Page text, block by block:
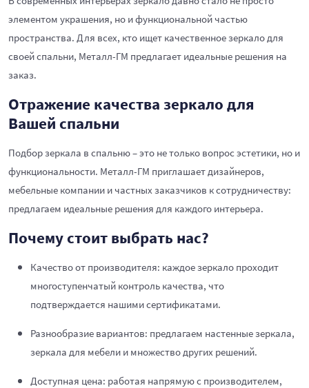
элементом украшения, но и функциональной частью
пространства. Для всех, кто ищет качественное зеркало для
своей спальни, Металл-ГМ предлагает идеальные решения на
заказ.
Отражение качества зеркало для
Вашей спальни
Подбор зеркала в спальню – это не только вопрос эстетики, но и
функциональности. Металл-ГМ приглашает дизайнеров,
мебельные компании и частных заказчиков к сотрудничеству:
предлагаем идеальные решения для каждого интерьера.
Почему стоит выбрать нас?
Качество от производителя: каждое зеркало проходит
многоступенчатый контроль качества, что
подтверждается нашими сертификатами.
Разнообразие вариантов: предлагаем настенные зеркала,
зеркала для мебели и множество других решений.
Доступная цена: работая напрямую с производителем,